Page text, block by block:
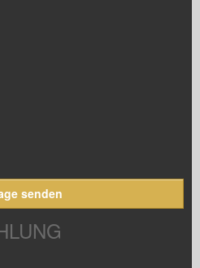
senden